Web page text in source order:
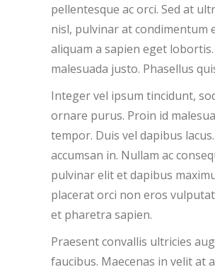
pellentesque ac orci. Sed at
nisl, pulvinar at condimentum
aliquam a sapien eget
malesuada justo. Phasellus
Integer vel ipsum tincidunt,
ornare purus. Proin id
tempor. Duis vel dapibus
accumsan in. Nullam ac
pulvinar elit et dapibus
placerat orci non eros
et pharetra sapien.
Praesent convallis ultricies
faucibus. Maecenas in velit at